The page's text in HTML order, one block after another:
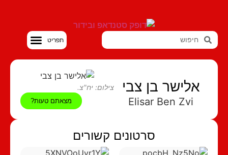
אלישר בן צבי
‎Elisar Ben Zvi
צילום: יח"צ.
מצאתם טעות?
סרטונים קשורים